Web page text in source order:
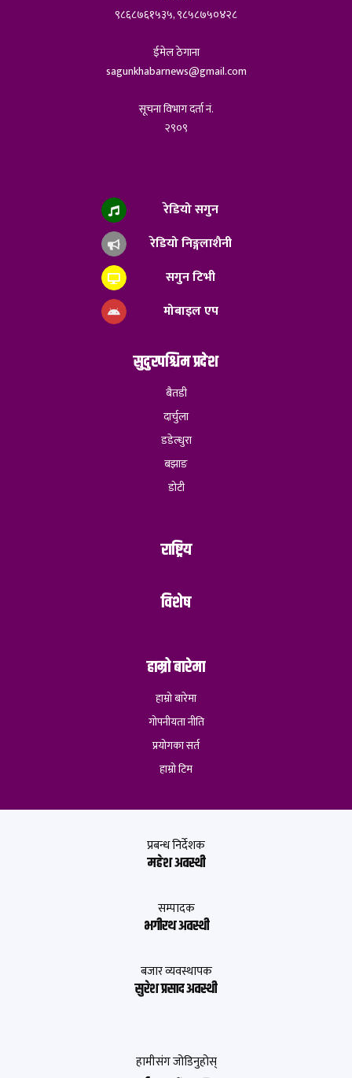
९८६८७६१५३५, ९८५८७५०४२८
ईमेल ठेगाना
sagunkhabarnews@gmail.com
सूचना विभाग दर्ता नं.
२९०९
रेडियो सगुन
रेडियो निङ्गलाशैनी
सगुन टिभी
मोबाइल एप
सुदुरपश्चिम प्रदेश
बैतडी
दार्चुला
डडेल्धुरा
बझाङ
डोटी
राष्ट्रिय
विशेष
हाम्रो बारेमा
हाम्रो बारेमा
गोपनीयता नीति
प्रयोगका सर्त
हाम्रो टिम
प्रबन्ध निर्देशक
महेश अवस्थी
सम्पादक
भगीरथ अवस्थी
बजार व्यवस्थापक
सुरेश प्रसाद अवस्थी
हामीसंग जोडिनुहोस्